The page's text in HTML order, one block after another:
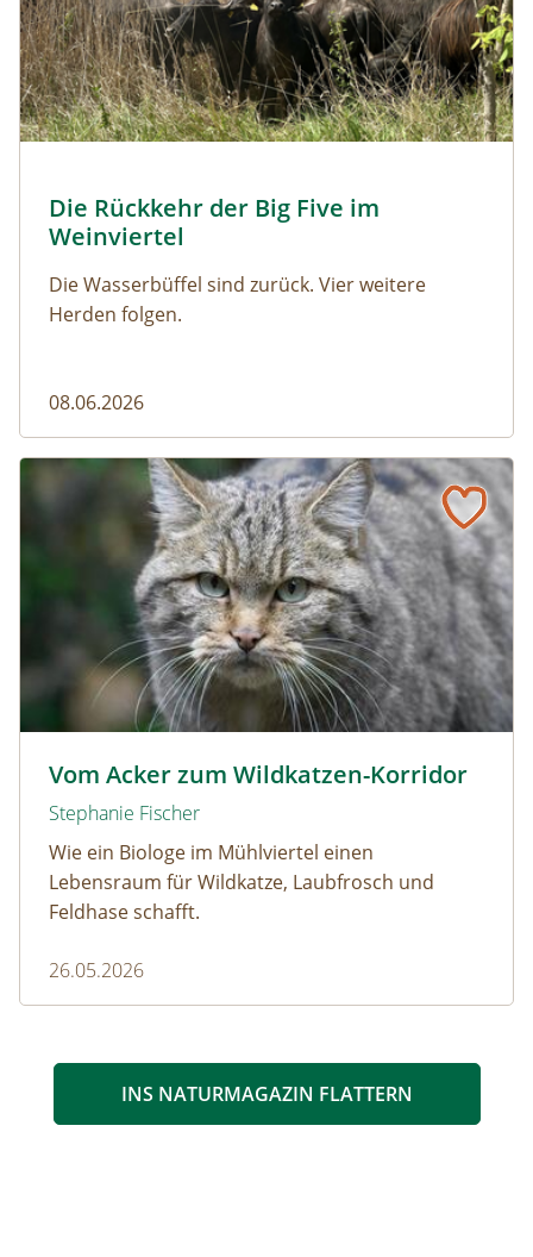
Naturmagazin: Die Rückkehr der Big Five im
Die Rückkehr der Big Five im
Weinviertel
Die Wasserbüffel sind zurück. Vier weitere
Herden folgen.
08.06.2026
Vom Acker zum Wildkatzen-Korridor
Stephanie Fischer
Wie ein Biologe im Mühlviertel einen
Lebensraum für Wildkatze, Laubfrosch und
Feldhase schafft.
26.05.2026
Vom Acker zum Wildkatzen-Korridor
INS NATURMAGAZIN FLATTERN